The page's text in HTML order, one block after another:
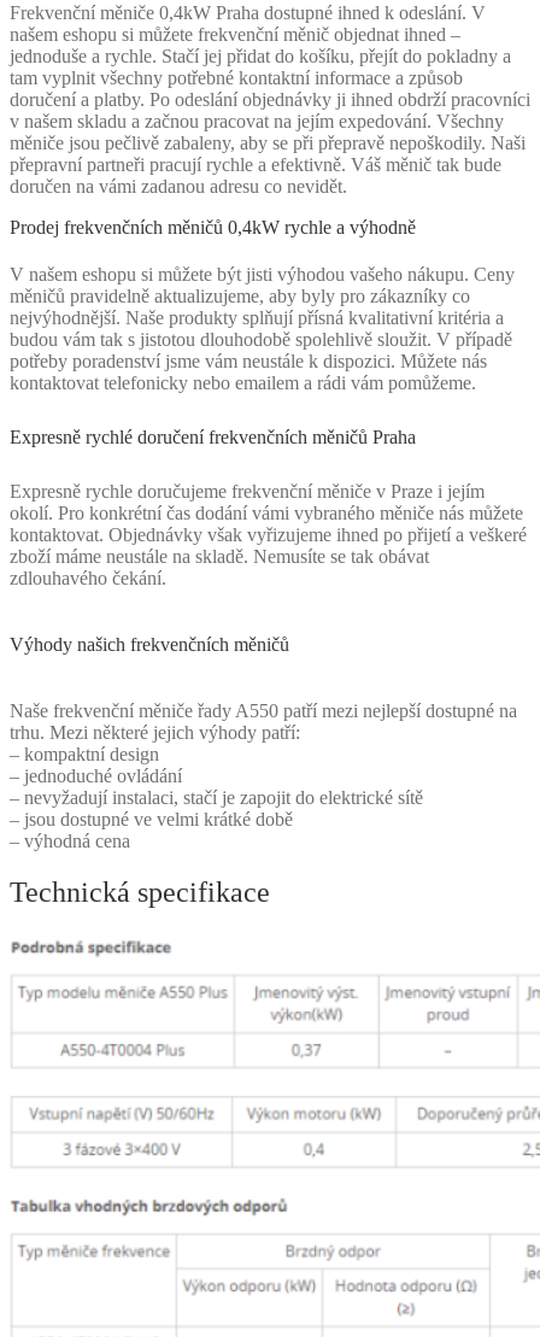
Frekvenční měniče 0,4kW Praha dostupné ihned k odeslání. V
našem eshopu si můžete frekvenční měnič objednat ihned –
jednoduše a rychle. Stačí jej přidat do košíku, přejít do pokladny a
tam vyplnit všechny potřebné kontaktní informace a způsob
doručení a platby. Po odeslání objednávky ji ihned obdrží pracovníci
v našem skladu a začnou pracovat na jejím expedování. Všechny
měniče jsou pečlivě zabaleny, aby se při přepravě nepoškodily. Naši
přepravní partneři pracují rychle a efektivně. Váš měnič tak bude
doručen na vámi zadanou adresu co nevidět.
Prodej frekvenčních měničů 0,4kW rychle a výhodně
V našem eshopu si můžete být jisti výhodou vašeho nákupu. Ceny
měničů pravidelně aktualizujeme, aby byly pro zákazníky co
nejvýhodnější. Naše produkty splňují přísná kvalitativní kritéria a
budou vám tak s jistotou dlouhodobě spolehlivě sloužit. V případě
potřeby poradenství jsme vám neustále k dispozici. Můžete nás
kontaktovat telefonicky nebo emailem a rádi vám pomůžeme.
Expresně rychlé doručení frekvenčních měničů Praha
Expresně rychle doručujeme frekvenční měniče v Praze i jejím
okolí. Pro konkrétní čas dodání vámi vybraného měniče nás můžete
kontaktovat. Objednávky však vyřizujeme ihned po přijetí a veškeré
zboží máme neustále na skladě. Nemusíte se tak obávat
zdlouhavého čekání.
Výhody našich frekvenčních měničů
Naše frekvenční měniče řady A550 patří mezi nejlepší dostupné na
trhu. Mezi některé jejich výhody patří:
– kompaktní design
– jednoduché ovládání
– nevyžadují instalaci, stačí je zapojit do elektrické sítě
– jsou dostupné ve velmi krátké době
– výhodná cena
Technická specifikace